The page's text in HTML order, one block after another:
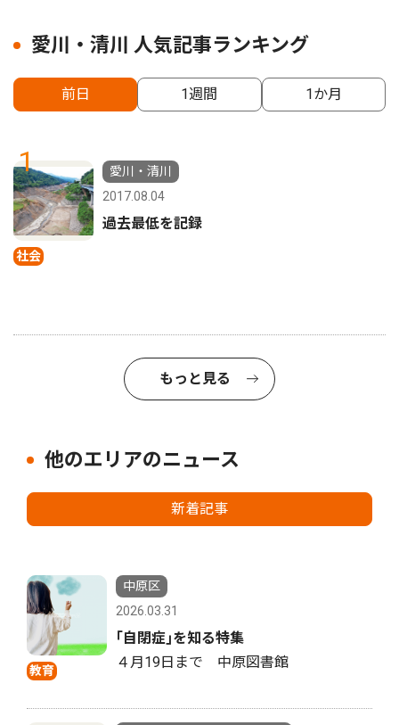
愛川・清川 人気記事ランキング
前日 1週間 1か月
1
社会
愛川・清川
2017.08.04
過去最低を記録
もっと見る
他のエリアのニュース
新着記事
教育
中原区
2026.03.31
｢自閉症｣を知る特集
４月19日まで 中原図書館